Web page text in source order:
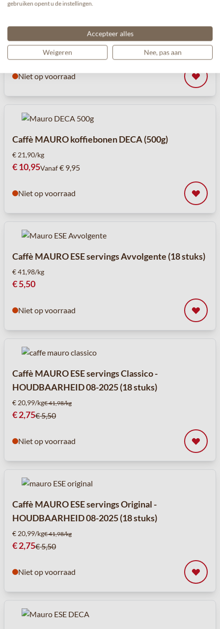
Caffè MAURO koffiebonen Mediterranean 100%
Vanaf€ 19,95
Niet op voorraad
Caffè MAURO koffiebonen DECA (500g)
€ 21,90/kg
€ 10,95Vanaf€ 9,95
Niet op voorraad
Caffè MAURO ESE servings Avvolgente (18 stuks)
€ 41,98/kg
€ 5,50
Niet op voorraad
Caffè MAURO ESE servings Classico -
HOUDBAARHEID 08-2025 (18 stuks)
€ 20,99/kg€ 41,98/kg
Speciale prijs
€ 2,75€ 5,50
Niet op voorraad
Caffè MAURO ESE servings Original -
HOUDBAARHEID 08-2025 (18 stuks)
€ 20,99/kg€ 41,98/kg
Speciale prijs
€ 2,75€ 5,50
Niet op voorraad
gebruiken opent u de instellingen.
Accepteer alles
Weigeren Nee, pas aan